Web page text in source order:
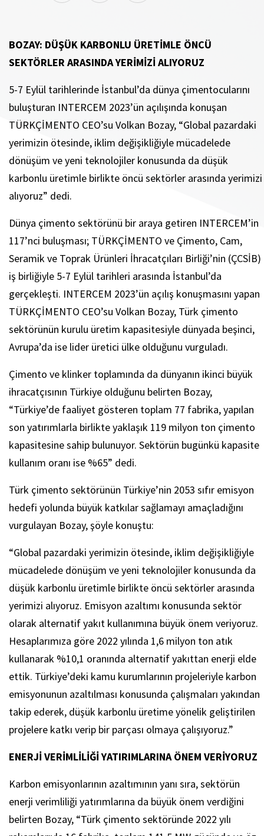
BOZAY: DÜŞÜK KARBONLU ÜRETİMLE ÖNCÜ
SEKTÖRLER ARASINDA YERİMİZİ ALIYORUZ
5-7 Eylül tarihlerinde İstanbul’da dünya çimentocularını
buluşturan INTERCEM 2023’ün açılışında konuşan
TÜRKÇİMENTO CEO’su Volkan Bozay, “Global pazardaki
yerimizin ötesinde, iklim değişikliğiyle mücadelede
dönüşüm ve yeni teknolojiler konusunda da düşük
karbonlu üretimle birlikte öncü sektörler arasında yerimizi
alıyoruz” dedi.
Dünya çimento sektörünü bir araya getiren INTERCEM’in
117’nci buluşması; TÜRKÇİMENTO ve Çimento, Cam,
Seramik ve Toprak Ürünleri İhracatçıları Birliği’nin (ÇCSİB)
iş birliğiyle 5-7 Eylül tarihleri arasında İstanbul’da
gerçekleşti. INTERCEM 2023’ün açılış konuşmasını yapan
TÜRKÇİMENTO CEO’su Volkan Bozay, Türk çimento
sektörünün kurulu üretim kapasitesiyle dünyada beşinci,
Avrupa’da ise lider üretici ülke olduğunu vurguladı.
Çimento ve klinker toplamında da dünyanın ikinci büyük
ihracatçısının Türkiye olduğunu belirten Bozay,
“Türkiye’de faaliyet gösteren toplam 77 fabrika, yapılan
son yatırımlarla birlikte yaklaşık 119 milyon ton çimento
kapasitesine sahip bulunuyor. Sektörün bugünkü kapasite
kullanım oranı ise %65” dedi.
Türk çimento sektörünün Türkiye’nin 2053 sıfır emisyon
hedefi yolunda büyük katkılar sağlamayı amaçladığını
vurgulayan Bozay, şöyle konuştu:
“Global pazardaki yerimizin ötesinde, iklim değişikliğiyle
mücadelede dönüşüm ve yeni teknolojiler konusunda da
düşük karbonlu üretimle birlikte öncü sektörler arasında
yerimizi alıyoruz. Emisyon azaltımı konusunda sektör
olarak alternatif yakıt kullanımına büyük önem veriyoruz.
Hesaplarımıza göre 2022 yılında 1,6 milyon ton atık
kullanarak %10,1 oranında alternatif yakıttan enerji elde
ettik. Türkiye’deki kamu kurumlarının projeleriyle karbon
emisyonunun azaltılması konusunda çalışmaları yakından
takip ederek, düşük karbonlu üretime yönelik geliştirilen
projelere katkı verip bir parçası olmaya çalışıyoruz.”
ENERJİ VERİMLİLİĞİ YATIRIMLARINA ÖNEM VERİYORUZ
Karbon emisyonlarının azaltımının yanı sıra, sektörün
enerji verimliliği yatırımlarına da büyük önem verdiğini
belirten Bozay, “Türk çimento sektöründe 2022 yılı